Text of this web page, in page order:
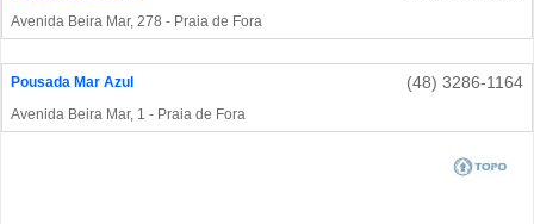
Avenida Beira Mar, 278 - Praia de Fora
Pousada Mar Azul (48) 3286-1164
Avenida Beira Mar, 1 - Praia de Fora